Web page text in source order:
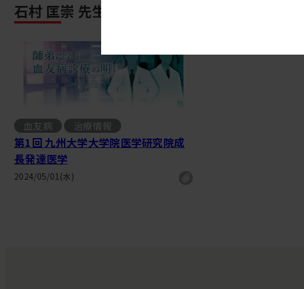
石村 匡崇 先生の記事
血友病 治療情報
第1回 九州大学大学院医学研究院成
長発達医学
2024/05/01(水)